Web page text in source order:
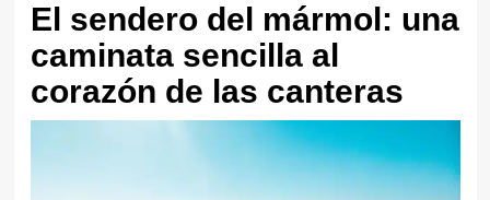
El sendero del mármol: una
caminata sencilla al
corazón de las canteras